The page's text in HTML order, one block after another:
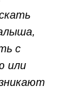
с
или